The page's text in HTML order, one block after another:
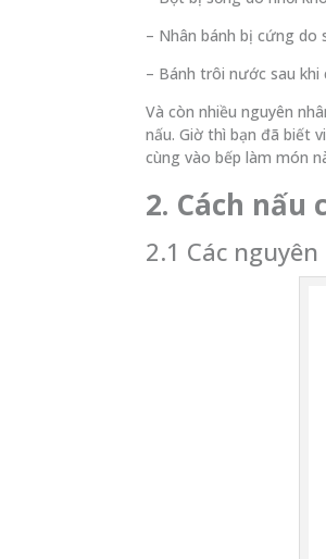
– Nhân bánh bị cứng do
– Bánh trôi nước sau
Và còn nhiều nguyên
nấu. Giờ thì bạn đã biết
cùng vào bếp làm món
2. Cách
2.1 Các